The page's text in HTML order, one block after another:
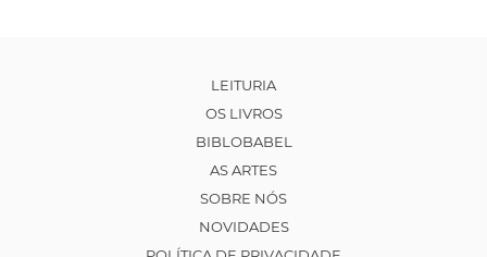
LEITURIA
OS LIVROS
BIBLOBABEL
AS ARTES
SOBRE NÓS
NOVIDADES